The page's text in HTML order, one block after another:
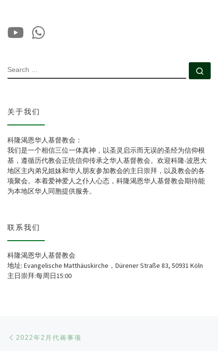
SEARCH
关于我们
科隆渴恩华人基督教会：
我们是一个相信三位一体真神，以圣灵启示而无误的圣经为信仰根
基，遵循历代教会正统信仰传承之华人基督教会。欢迎科隆-波恩大
地区主内弟兄姐妹和华人朋友参加教会的主日崇拜，以及教会的各
项聚会。本着爱神爱人之仆人心态，科隆渴恩华人基督教会期待能
为本地区华人同胞提供服务。
联系我们
科隆渴恩华人基督教会
地址: Evangelische Matthäuskirche，Dürener Straße 83, 50931 Köln
主日崇拜:每周日15:00
2022年2月代祷事项